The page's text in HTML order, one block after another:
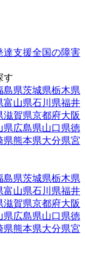
達支援全国の障害
す
島県茨城県栃木県
富山県石川県福井
滋賀県京都府大阪
県広島県山口県徳
県熊本県大分県宮
島県茨城県栃木県
富山県石川県福井
滋賀県京都府大阪
県広島県山口県徳
県熊本県大分県宮